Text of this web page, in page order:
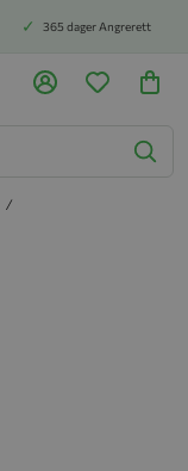
365 dager Angrerett